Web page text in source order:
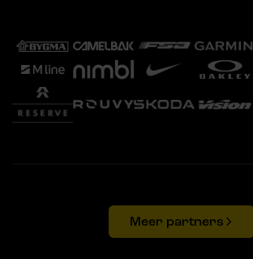
Meer partners